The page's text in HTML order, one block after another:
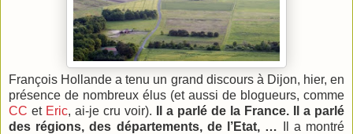
François Hollande a tenu un grand discours à Dijon, hier, en
présence de nombreux élus (et aussi de blogueurs, comme
CC et Eric, ai-je cru voir).
Il a parlé de la France. Il a parlé
des régions, des départements, de l’Etat, … Il a montré